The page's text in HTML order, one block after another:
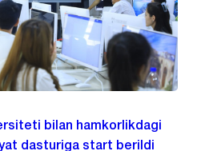
bilan hamkorlikdagi
dasturiga start berildi